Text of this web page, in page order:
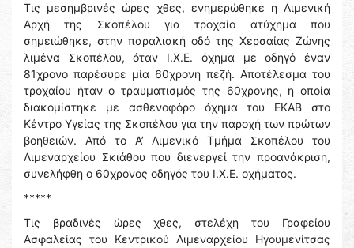
Τις μεσημβρινές ώρες χθες, ενημερώθηκε η Λιμενική
Αρχή της Σκοπέλου για τροχαίο ατύχημα που
σημειώθηκε, στην παραλιακή οδό της Χερσαίας Ζώνης
λιμένα Σκοπέλου, όταν Ι.Χ.Ε. όχημα με οδηγό έναν
81χρονο παρέσυρε μία 60χρονη πεζή. Αποτέλεσμα του
τροχαίου ήταν ο τραυματισμός της 60χρονης, η οποία
διακομίστηκε με ασθενοφόρο όχημα του ΕΚΑΒ στο
Κέντρο Υγείας της Σκοπέλου για την παροχή των πρώτων
βοηθειών. Από το Α’ Λιμενικό Τμήμα Σκοπέλου του
Λιμεναρχείου Σκιάθου που διενεργεί την προανάκριση,
συνελήφθη ο 60χρονος οδηγός του Ι.Χ.Ε. οχήματος.
*****
Τις βραδινές ώρες χθες, στελέχη του Γραφείου
Ασφαλείας του Κεντρικού Λιμεναρχείου Ηγουμενίτσας